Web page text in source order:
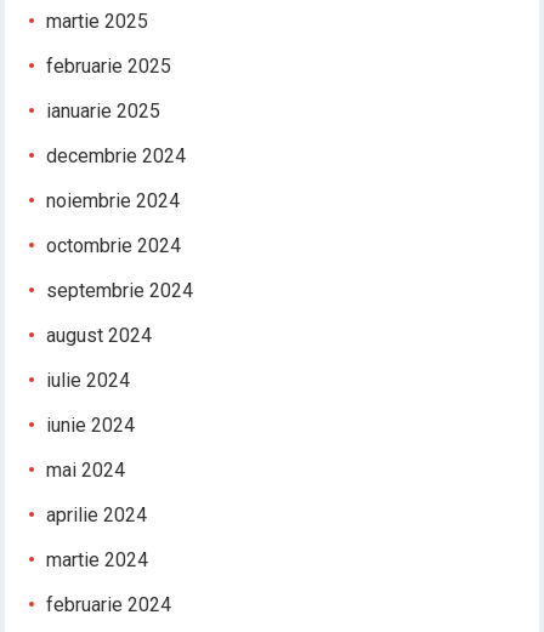
martie 2025
februarie 2025
ianuarie 2025
decembrie 2024
noiembrie 2024
octombrie 2024
septembrie 2024
august 2024
iulie 2024
iunie 2024
mai 2024
aprilie 2024
martie 2024
februarie 2024